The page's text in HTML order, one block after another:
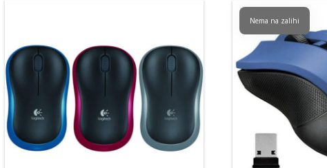
Nema na zalihi